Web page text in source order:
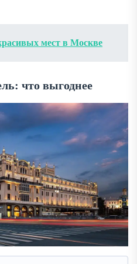
мест в Москве
что выгоднее